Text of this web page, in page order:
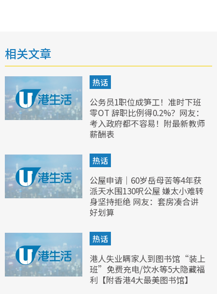
相关文章
热话
公务员1职位成笋工！准时下班
零OT 辞职比例得0.2%？网友：
考入政府都不容易！附最新教师
薪酬表
热话
公屋申请｜60岁岳母苦等4年获
派天水围130呎公屋 嫌太小难转
身坚持拒绝 网友：套房凑合讲
好划算
热话
港人失业瞒家人到图书馆“装上
班”免费充电/饮水等5大隐藏福
利【附香港4大最美图书馆】